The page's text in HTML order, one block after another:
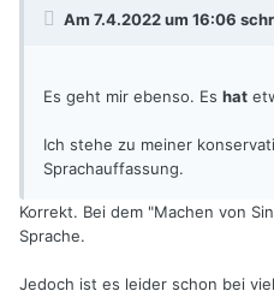
Am 7.4.2022 um 16:06
Es geht mir ebenso. Es hat
Ich stehe zu meiner
Sprachauffassung.
Korrekt. Bei dem "Machen von
Sprache.
Jedoch ist es leider schon bei